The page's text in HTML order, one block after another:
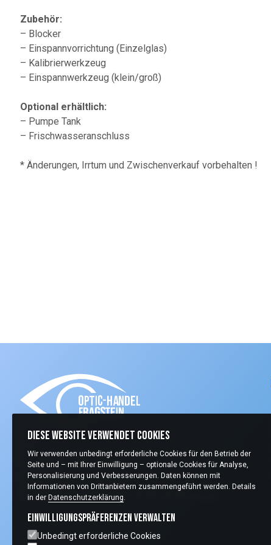
Zubehör:
– Blocker
– Einspannvorrichtung (Einzelglas)
– Kalibrierwerkzeug
– Einspannwerkzeug (klein/groß)
Optional erhältlich:
– Pumpe Tank
– Frischwasseranschluss
* Änderungen, Irrtum und Zwischenverkauf vorbehalten !
+49 (0) 2405 409970
info@optic-handel.de
Carlo-Schmid-Straße 13 52146 Würselen
Diese Website verwendet Cookies
Wir verwenden unbedingt erforderliche Cookies für den Betrieb der
Seite und – mit Ihrer Einwilligung – optionale Cookies für Analyse,
Personalisierung und Verbesserungen. Daten können mit
Informationen von Drittanbietern zusammengeführt werden. Details
in der Datenschutzerklärung.
Einwilligungspräferenzen verwalten
Unbedingt erforderliche Cookies